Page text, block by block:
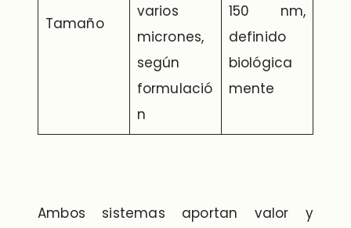
Tamaño
varios
micrones,
según
formulació
n
150 nm,
definido
biológica
mente
Ambos sistemas aportan valor y